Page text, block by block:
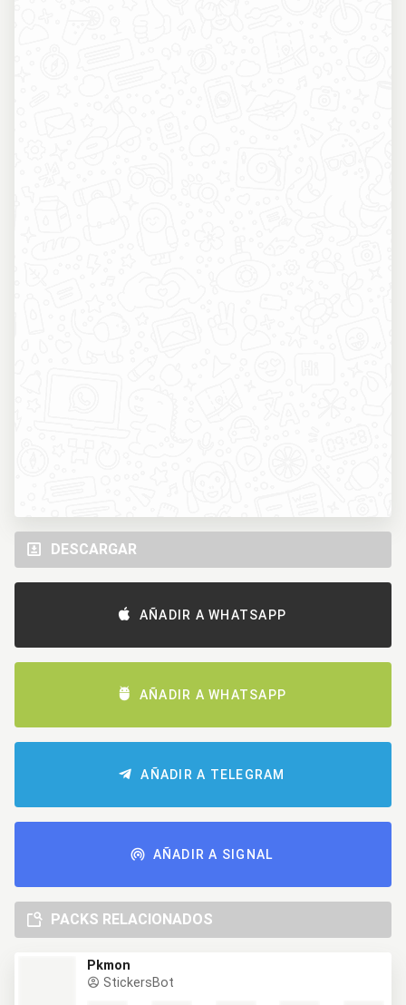
DESCARGAR
AÑADIR A WHATSAPP
AÑADIR A WHATSAPP
AÑADIR A TELEGRAM
AÑADIR A SIGNAL
PACKS RELACIONADOS
Pkmon
StickersBot